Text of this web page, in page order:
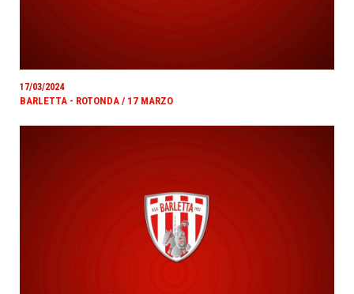
17/03/2024
BARLETTA - ROTONDA / 17 MARZO